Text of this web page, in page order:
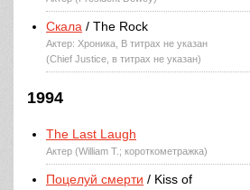
Скала / The Rock
Актер: Хроника, В титрах не указан
(Chief Justice, в титрах не указан)
1994
The Last Laugh
Актер (William T.; короткометражка)
Поцелуй смерти / Kiss of